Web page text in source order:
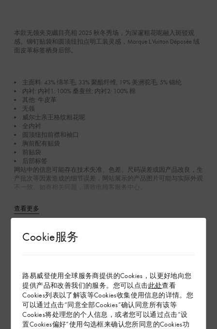
Cookie服务
路易威登使用全球服务商提供的Cookies，以更好地向您
提供产品和改善我们的服务。您可以点击此处查看
Cookies列表以了解该等Cookies收集使用信息的详情。您
可以通过点击“同意全部Cookies”确认同意所有该等
Cookies将处理您的个人信息，或者您可以通过点击“设
置Cookies偏好”使用勾选框来确认您所同意的Cookies功
本款无领夹克瞩目亮相 2025 秋冬秀场，为深邃粗花呢融入斑驳观
感。铆钉贴袋和圆顶纽扣点明工装灵感，Marque L.Vuitton Déposée 绒
面皮革标签栖身后部。
主面料: 43% 绵羊毛, 33% 聚酯纤维, 19% 美洲驼毛, 5% 锦纶
内衬: 内衬1: 100% 桑蚕丝; 内衬2: 100% 棉
其他: 牛皮革
无领
威尔士亲王格纹粗花呢
全内衬
圆顶纽扣前襟和袖口
胸前配有贴袋
前贴袋
后部标签
网站中的信息可能存在技术失准、色差、尺码误差或因产品改良，生
产批次等因素造成的细节误差，网站展示的产品图片可能与实际外观
不一致。如有相关问题，请致电顾客服务中心。
查看更多
Product care
配送 & 退货
赠礼